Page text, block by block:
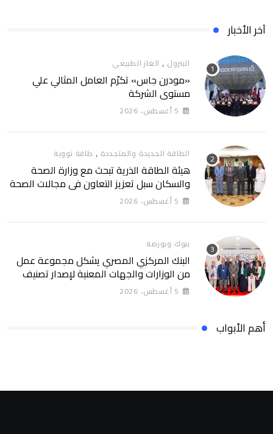
آخر الأخبار
البترول , الغاز الطبيعي
«مودرن جاس» تكرّم العامل المثالي علي
مستوي الشركة
5 أغسطس، 2026
الطاقة الجديدة والمتجددة , طاقة نووية
هيئة الطاقة الذرية تبحث مع وزارة الصحة
والسكان سبل تعزيز التعاون في مجالات الصحة
والعلاج الإشعاعي
5 أغسطس، 2026
بنوك وبورصة
البنك المركزي المصري يشكل مجموعة عمل
من الوزارات والجهات المعنية لإصدار تصنيف
التمويل المستدام التصنيف يساهم في تعزيز
ثقة المستثمرين وخلق بيئة أكثر جاذبية
5 أغسطس، 2026
أهم الأبواب